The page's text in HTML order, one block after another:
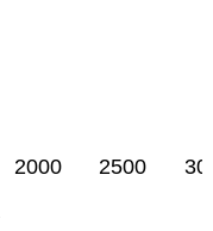
2000 2500